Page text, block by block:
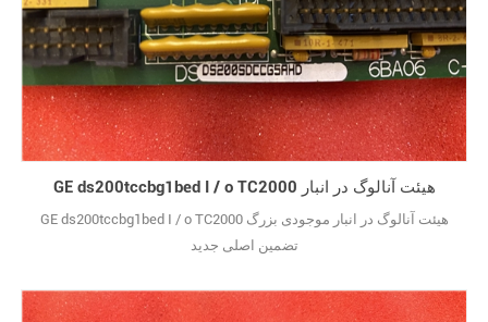
GE ds200tccbg1bed I / o TC2000 هیئت آنالوگ در انبار
GE ds200tccbg1bed I / o TC2000 هیئت آنالوگ در انبار موجودی بزرگ
تضمین اصلی جدید